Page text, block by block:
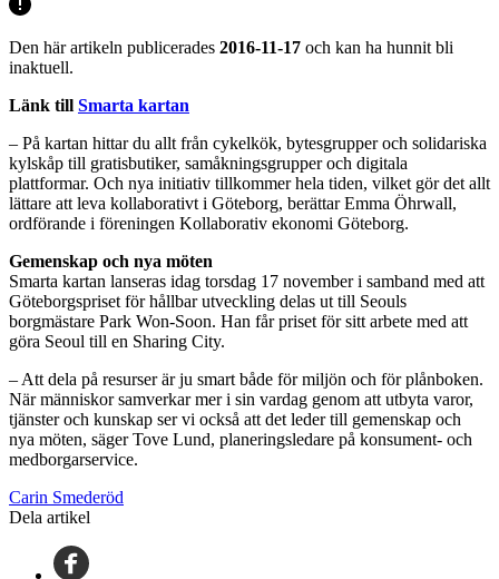
Den här artikeln publicerades 2016-11-17 och kan ha hunnit bli
inaktuell.
Länk till Smarta kartan
– På kartan hittar du allt från cykelkök, bytesgrupper och solidariska
kylskåp till gratisbutiker, samåkningsgrupper och digitala
plattformar. Och nya initiativ tillkommer hela tiden, vilket gör det allt
lättare att leva kollaborativt i Göteborg, berättar Emma Öhrwall,
ordförande i föreningen Kollaborativ ekonomi Göteborg.
Gemenskap och nya möten
Smarta kartan lanseras idag torsdag 17 november i samband med att
Göteborgspriset för hållbar utveckling delas ut till Seouls
borgmästare Park Won-Soon. Han får priset för sitt arbete med att
göra Seoul till en Sharing City.
– Att dela på resurser är ju smart både för miljön och för plånboken.
När människor samverkar mer i sin vardag genom att utbyta varor,
tjänster och kunskap ser vi också att det leder till gemenskap och
nya möten, säger Tove Lund, planeringsledare på konsument- och
medborgarservice.
Carin Smederöd
Dela artikel